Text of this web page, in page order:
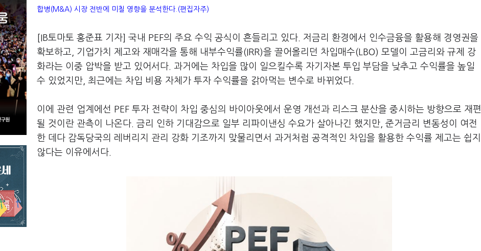
합병(M&A) 시장 전반에 미칠 영향을 분석한다.(편집자주)
[IB토마토 홍준표 기자] 국내 PEF의 주요 수익 공식이 흔들리고 있다. 저금리 환경에서 인수금융을 활용해 경영권을
확보하고, 기업가치 제고와 재매각을 통해 내부수익률(IRR)을 끌어올리던 차입매수(LBO) 모델이 고금리와 규제 강
화라는 이중 압박을 받고 있어서다. 과거에는 차입을 많이 일으킬수록 자기자본 투입 부담을 낮추고 수익률을 높일
수 있었지만, 최근에는 차입 비용 자체가 투자 수익률을 갉아먹는 변수로 바뀌었다.
이에 관련 업계에선 PEF 투자 전략이 차입 중심의 바이아웃에서 운영 개선과 리스크 분산을 중시하는 방향으로 재편
될 것이란 관측이 나온다. 금리 인하 기대감으로 일부 리파이낸싱 수요가 살아나긴 했지만, 준거금리 변동성이 여전
한 데다 감독당국의 레버리지 관리 강화 기조까지 맞물리면서 과거처럼 공격적인 차입을 활용한 수익률 제고는 쉽지
않다는 이유에서다.